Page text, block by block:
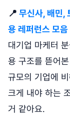
📍 무신사, 배민,
용 레퍼런스 모음
대기업 마케터
용 구조를 뜯어
규모의 기업에
크게 내야 하는
거 같아요.